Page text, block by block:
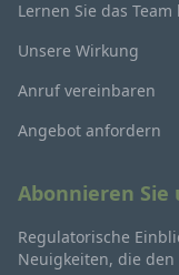
Lernen Sie das Team
Unsere Wirkung
Anruf vereinbaren
Angebot anfordern
Abonnieren
Regulatorische
Neuigkeiten, die